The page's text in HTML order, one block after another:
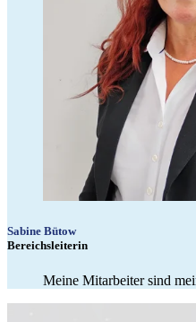
Sabine Bütow
Bereichsleiterin
Meine Mitarbeiter sind